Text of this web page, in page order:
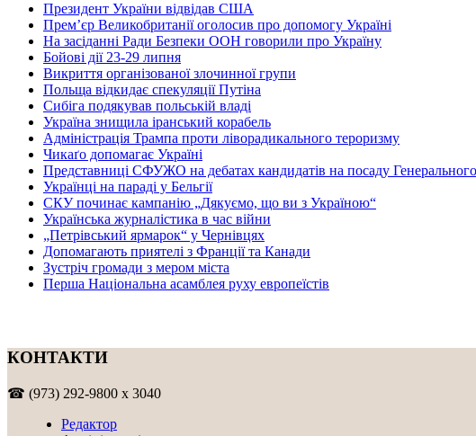
Президент України відвідав США
Прем’єр Великобританії оголосив про допомогу Україні
На засіданні Ради Безпеки ООН говорили про Україну
Бойові дії 23-29 липня
Викриття організованої злочинної групи
Польща відкидає спекуляції Путіна
Сибіга подякував польській владі
Україна знищила іранський корабель
Адміністрація Трампа проти ліворадикального тероризму
Чикаґо допомагає Україні
Представниці СФУЖО на дебатах кандидатів на посаду
Українці на параді у Бельгії
СКУ починає кампанію „Дякуємо, що ви з Україною“
Українська журналістика в час війни
„Петрівський ярмарок“ у Чернівцях
Допомагають приятелі з Франції та Канади
Зустріч громади з мером міста
Перша Національна асамблея руху европеїстів
КОНТАКТИ
☎ (973) 292-9800 x 3040
Редактор